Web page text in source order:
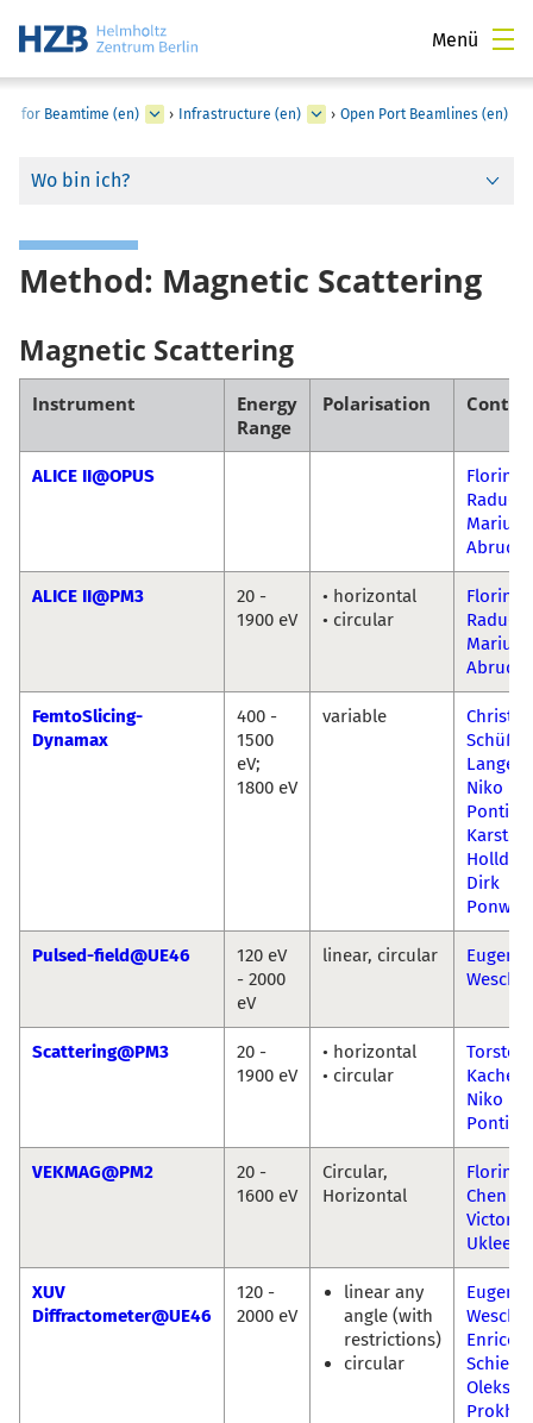
Menü
for Beamtime (en) › Infrastructure (en) › Open Port Beamlines (en)
Wo bin ich?
Method: Magnetic Scattering
Magnetic Scattering
Instrument
Energy
Range
Polarisation
ALICE II@OPUS
Florin
Radu-
Marius
ALICE II@PM3
20 -
1900 eV
• horizontal
• circular
Florin
Radu-
Marius
FemtoSlicing-
Dynamax
400 -
1500
eV;
1800 eV
variable
Niko
Pontius
Karsten
Dirk
Ponwitz
Pulsed-field@UE46
120 eV
- 2000
eV
linear, circular
Eugen
Scattering@PM3
20 -
1900 eV
• horizontal
• circular
Torsten
Kachel
Niko
Pontius
VEKMAG@PM2
20 -
1600 eV
Circular,
Horizontal
Florin
Chen
Victor
Ukleev
XUV
Diffractometer@UE46
120 -
2000 eV
linear any
angle (with
restrictions)
circular
Eugen
Enrico
Schierle